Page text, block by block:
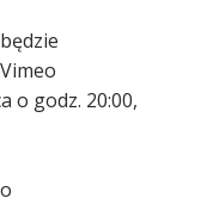
o godz. 20:00,